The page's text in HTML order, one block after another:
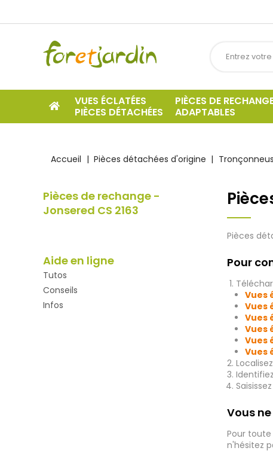
VUES ÉCLATÉES
PIÈCES DÉTACHÉES
PIÈCES DE
ADAPTABLES
Accueil Pièces détachées d'origine
Pièces de rechange -
Jonsered CS 2163
Aide en ligne
Tutos
Conseils
Infos
Pièces
Pour
Vues
Vues
Vues
Vues
Vues
Vues
Vous
Pour
n'hésitez